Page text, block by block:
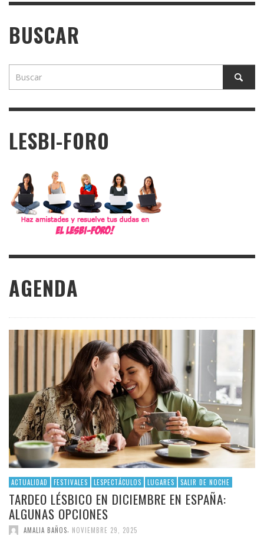
BUSCAR
LESBI-FORO
AGENDA
ACTUALIDAD FESTIVALES LESPECTÁCULOS LUGARES SALIR DE NOCHE
TARDEO LÉSBICO EN DICIEMBRE EN ESPAÑA:
ALGUNAS OPCIONES
AMALIA BAÑOS, NOVIEMBRE 29, 2025